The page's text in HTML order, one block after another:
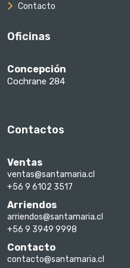
Contacto
Oficinas
Concepción
Cochrane 284
Contactos
Ventas
ventas@santamaria.cl
+56 9 6102 3517
Arriendos
arriendos@santamaria.cl
+56 9 3949 9998
Contacto
contacto@santamaria.cl